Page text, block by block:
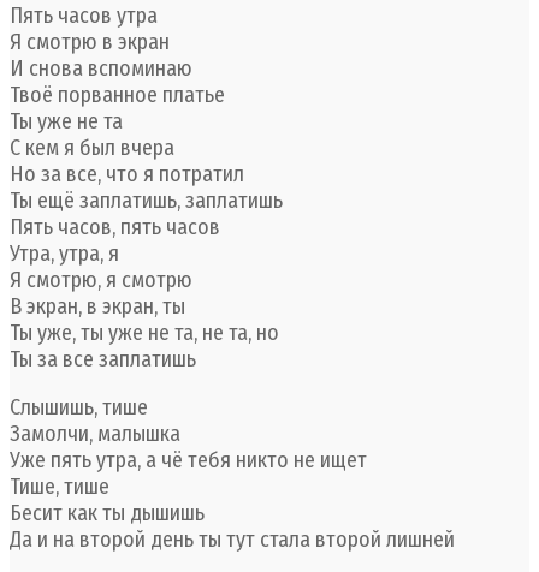
Пять часов утра
Я смотрю в экран
И снова вспоминаю
Твоё порванное платье
Ты уже не та
С кем я был вчера
Но за все, что я потратил
Ты ещё заплатишь, заплатишь
Пять часов, пять часов
Утра, утра, я
Я смотрю, я смотрю
В экран, в экран, ты
Ты уже, ты уже не та, не та, но
Ты за все заплатишь
Слышишь, тише
Замолчи, малышка
Уже пять утра, а чё тебя никто не ищет
Тише, тише
Бесит как ты дышишь
Да и на второй день ты тут стала второй лишней